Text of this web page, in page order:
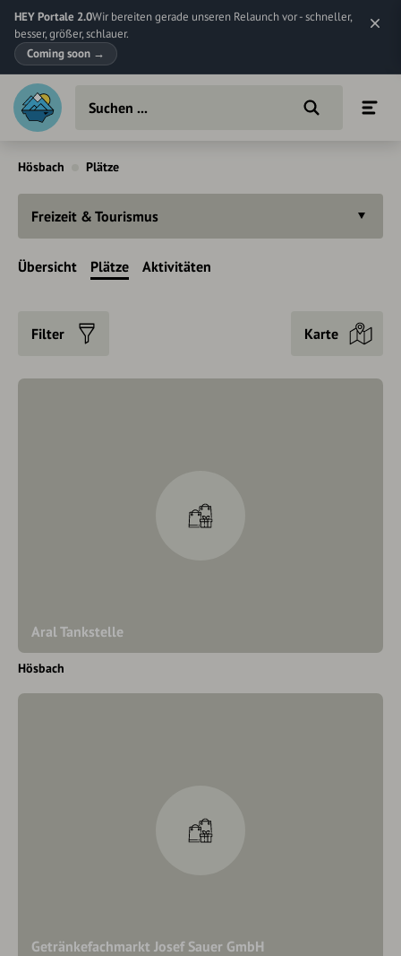
HEY Portale 2.0Wir bereiten gerade unseren Relaunch vor - schneller,
besser, größer, schlauer.
Coming soon →
Hösbach Plätze
Freizeit & Tourismus
Übersicht Plätze Aktivitäten
Filter Karte
Aral Tankstelle
Hösbach
Getränkefachmarkt Josef Sauer GmbH